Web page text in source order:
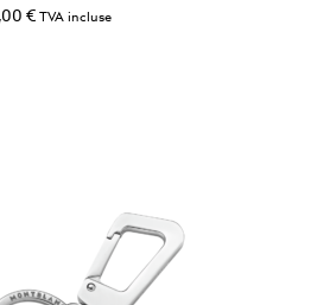
€ TVA incluse